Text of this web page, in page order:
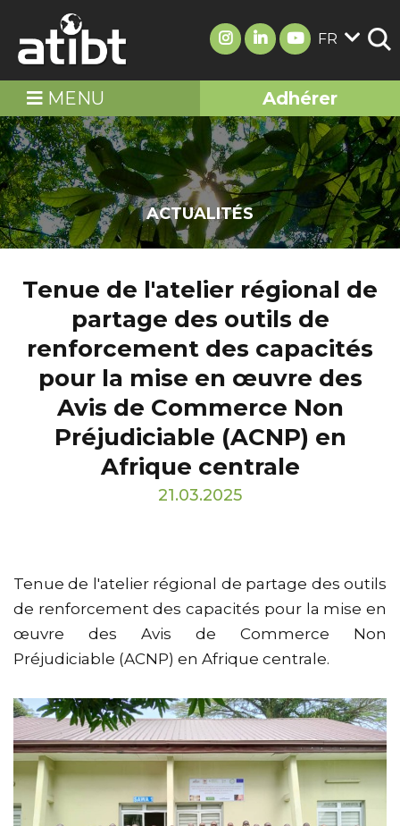
FR
MENU Adhérer
ACTUALITÉS
Tenue de l'atelier régional de
partage des outils de
renforcement des capacités
pour la mise en œuvre des
Avis de Commerce Non
Préjudiciable (ACNP) en
Afrique centrale
21.03.2025
Tenue de l'atelier régional de partage des outils
de renforcement des capacités pour la mise en
œuvre des Avis de Commerce Non
Préjudiciable (ACNP) en Afrique centrale.